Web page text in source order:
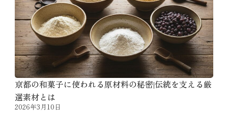
京都の和菓子に使われる原材料の秘密|伝統を支える厳
選素材とは
2026年3月10日